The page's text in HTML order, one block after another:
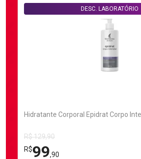
Hidratante Corporal Epidrat Corpo
DESC. LABORATÓRIO
R$ 129,90
R$99,90